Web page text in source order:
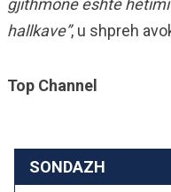
gjithmonë është
hallkave”, u shpreh
Top Channel
SONDAZH